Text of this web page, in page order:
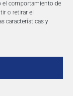
el comportamiento de
o retirar el
características y